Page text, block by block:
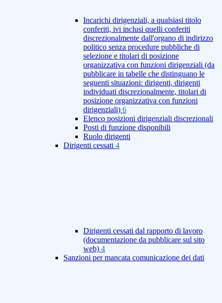
Incarichi dirigenziali, a qualsiasi titolo
conferiti, ivi inclusi quelli conferiti
discrezionalmente dall'organo di indirizzo
politico senza procedure pubbliche di
selezione e titolari di posizione
organizzativa con funzioni dirigenziali (da
pubblicare in tabelle che distinguano le
seguenti situazioni: dirigenti, dirigenti
individuati discrezionalmente, titolari di
posizione organizzativa con funzioni
dirigenziali) 6
Elenco posizioni dirigenziali discrezionali
Posti di funzione disponibili
Ruolo dirigenti
Dirigenti cessati 4
Dirigenti cessati dal rapporto di lavoro
(documentazione da pubblicare sul sito
web) 4
Sanzioni per mancata comunicazione dei dati